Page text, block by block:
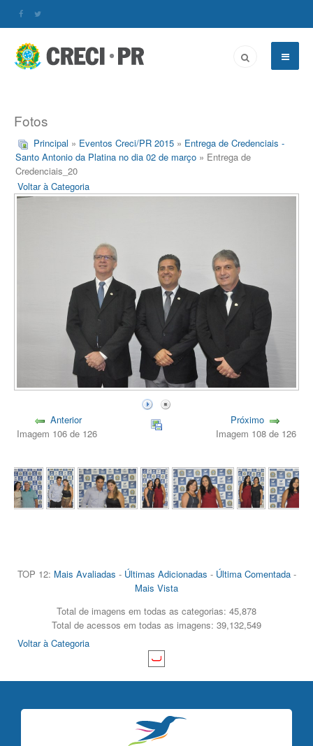
Fotos
Principal » Eventos Creci/PR 2015 » Entrega de Credenciais -
Santo Antonio da Platina no dia 02 de março » Entrega de
Credenciais_20
Voltar à Categoria
Anterior
Imagem 106 de 126
Próximo
Imagem 108 de 126
TOP 12: Mais Avaliadas - Últimas Adicionadas - Última Comentada-
Mais Vista
Total de imagens em todas as categorias: 45,878
Total de acessos em todas as imagens: 39,132,549
Voltar à Categoria